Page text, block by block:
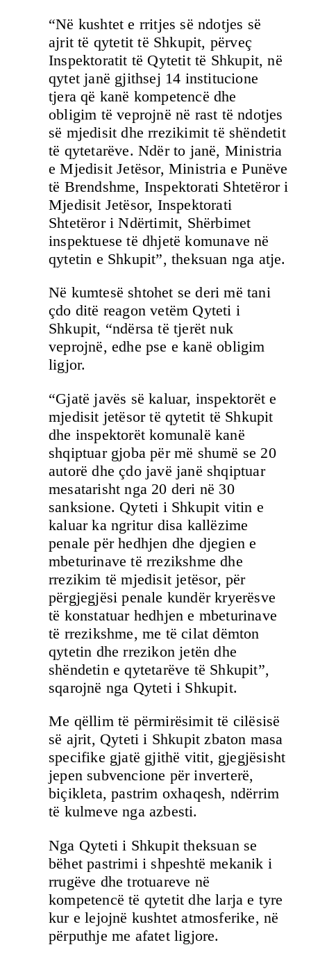
“Në kushtet e rritjes së ndotjes së
ajrit të qytetit të Shkupit, përveç
Inspektoratit të Qytetit të Shkupit, në
qytet janë gjithsej 14 institucione
tjera që kanë kompetencë dhe
obligim të veprojnë në rast të ndotjes
së mjedisit dhe rrezikimit të shëndetit
të qytetarëve. Ndër to janë, Ministria
e Mjedisit Jetësor, Ministria e Punëve
të Brendshme, Inspektorati Shtetëror i
Mjedisit Jetësor, Inspektorati
Shtetëror i Ndërtimit, Shërbimet
inspektuese të dhjetë komunave në
qytetin e Shkupit”, theksuan nga atje.
Në kumtesë shtohet se deri më tani
çdo ditë reagon vetëm Qyteti i
Shkupit, “ndërsa të tjerët nuk
veprojnë, edhe pse e kanë obligim
ligjor.
“Gjatë javës së kaluar, inspektorët e
mjedisit jetësor të qytetit të Shkupit
dhe inspektorët komunalë kanë
shqiptuar gjoba për më shumë se 20
autorë dhe çdo javë janë shqiptuar
mesatarisht nga 20 deri në 30
sanksione. Qyteti i Shkupit vitin e
kaluar ka ngritur disa kallëzime
penale për hedhjen dhe djegien e
mbeturinave të rrezikshme dhe
rrezikim të mjedisit jetësor, për
përgjegjësi penale kundër kryerësve
të konstatuar hedhjen e mbeturinave
të rrezikshme, me të cilat dëmton
qytetin dhe rrezikon jetën dhe
shëndetin e qytetarëve të Shkupit”,
sqarojnë nga Qyteti i Shkupit.
Me qëllim të përmirësimit të cilësisë
së ajrit, Qyteti i Shkupit zbaton masa
specifike gjatë gjithë vitit, gjegjësisht
jepen subvencione për inverterë,
biçikleta, pastrim oxhaqesh, ndërrim
të kulmeve nga azbesti.
Nga Qyteti i Shkupit theksuan se
bëhet pastrimi i shpeshtë mekanik i
rrugëve dhe trotuareve në
kompetencë të qytetit dhe larja e tyre
kur e lejojnë kushtet atmosferike, në
përputhje me afatet ligjore.